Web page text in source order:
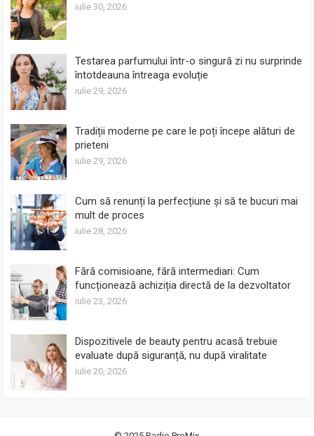
iulie 30, 2026
Testarea parfumului într-o singură zi nu surprinde
întotdeauna întreaga evoluție
iulie 29, 2026
Tradiții moderne pe care le poți începe alături de
prieteni
iulie 29, 2026
Cum să renunți la perfecțiune și să te bucuri mai
mult de proces
iulie 28, 2026
Fără comisioane, fără intermediari: Cum
funcționează achiziția directă de la dezvoltator
iulie 23, 2026
Dispozitivele de beauty pentru acasă trebuie
evaluate după siguranță, nu după viralitate
iulie 20, 2026